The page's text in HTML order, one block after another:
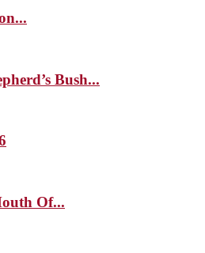
Bush...
Of...